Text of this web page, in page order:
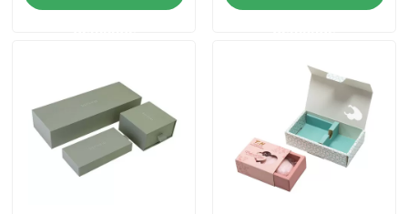
À propos de nous
Visite de l'usine
luxe